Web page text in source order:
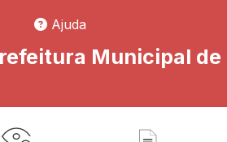
Ajuda
Municipal de